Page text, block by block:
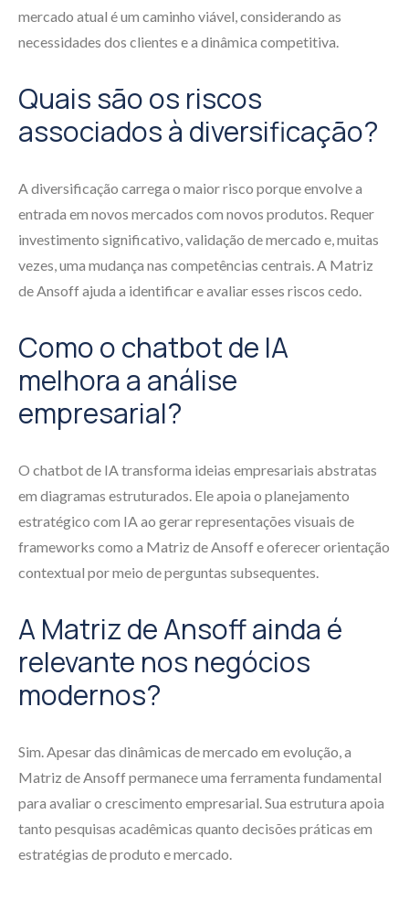
mercado atual é um caminho viável, considerando as
necessidades dos clientes e a dinâmica competitiva.
Quais são os riscos
associados à diversificação?
A diversificação carrega o maior risco porque envolve a
entrada em novos mercados com novos produtos. Requer
investimento significativo, validação de mercado e, muitas
vezes, uma mudança nas competências centrais. A Matriz
de Ansoff ajuda a identificar e avaliar esses riscos cedo.
Como o chatbot de IA
melhora a análise
empresarial?
O chatbot de IA transforma ideias empresariais abstratas
em diagramas estruturados. Ele apoia o planejamento
estratégico com IA ao gerar representações visuais de
frameworks como a Matriz de Ansoff e oferecer orientação
contextual por meio de perguntas subsequentes.
A Matriz de Ansoff ainda é
relevante nos negócios
modernos?
Sim. Apesar das dinâmicas de mercado em evolução, a
Matriz de Ansoff permanece uma ferramenta fundamental
para avaliar o crescimento empresarial. Sua estrutura apoia
tanto pesquisas acadêmicas quanto decisões práticas em
estratégias de produto e mercado.